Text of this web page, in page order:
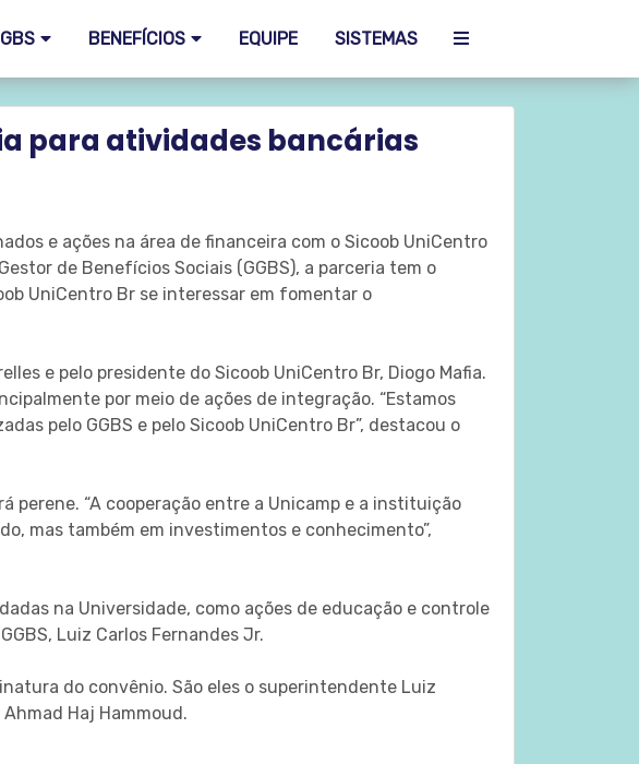
BENEFÍCIOS EQUIPE SISTEMAS
para atividades bancárias
e ações na área de financeira com o Sicoob UniCentro
de Benefícios Sociais (GGBS), a parceria tem o
UniCentro Br se interessar em fomentar o
e pelo presidente do Sicoob UniCentro Br, Diogo Mafia.
por meio de ações de integração. “Estamos
pelo GGBS e pelo Sicoob UniCentro Br”, destacou o
perene. “A cooperação entre a Unicamp e a instituição
mas também em investimentos e conhecimento”,
na Universidade, como ações de educação e controle
Luiz Carlos Fernandes Jr.
do convênio. São eles o superintendente Luiz
Haj Hammoud.